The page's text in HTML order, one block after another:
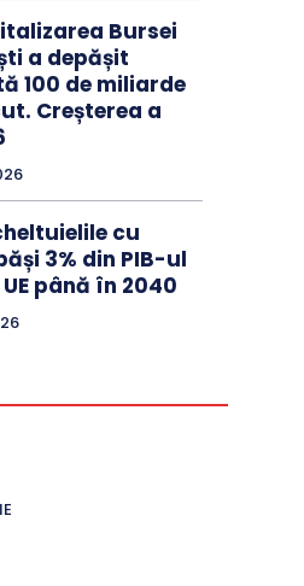
Bursei
a depășit
100 de miliarde
Creșterea a
cu
3% din PIB-ul
până în 2040